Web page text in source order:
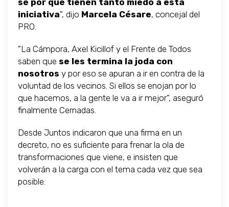
sé por qué tienen tanto miedo a esta
iniciativa", dijo Marcela Césare, concejal del
PRO.
"La Cámpora, Axel Kicillof y el Frente de Todos
saben que se les termina la joda con
nosotros y por eso se apuran a ir en contra de la
voluntad de los vecinos. Si ellos se enojan por lo
que hacemos, a la gente le va a ir mejor", aseguró
finalmente Cernadas.
Desde Juntos indicaron que una firma en un
decreto, no es suficiente para frenar la ola de
transformaciones que viene, e insisten que
volverán a la carga con el tema cada vez que sea
posible.